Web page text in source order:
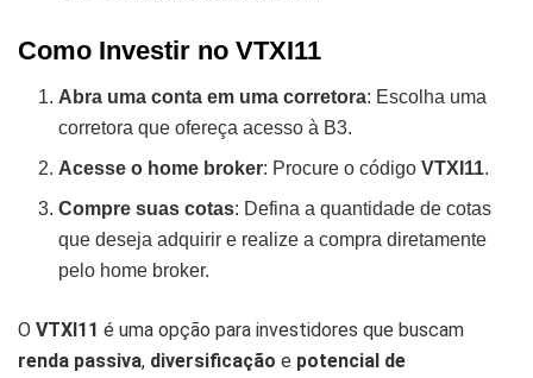
Como Investir no VTXI11
Abra uma conta em uma corretora: Escolha uma
corretora que ofereça acesso à B3.
Acesse o home broker: Procure o códigoVTXI11.
Compre suas cotas: Defina a quantidade de cotas
que deseja adquirir e realize a compra diretamente
pelo home broker.
O VTXI11 é uma opção para investidores que buscam
renda passiva, diversificação e potencial de